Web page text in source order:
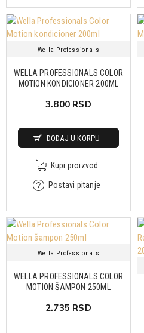
Wella Professionals
WELLA PROFESSIONALS COLOR
MOTION KONDICIONER 200ML
3.800 RSD
DODAJ U KORPU
Kupi proizvod
Postavi pitanje
Wella Professionals
WELLA PROFESSIONALS COLOR
MOTION ŠAMPON 250ML
2.735 RSD